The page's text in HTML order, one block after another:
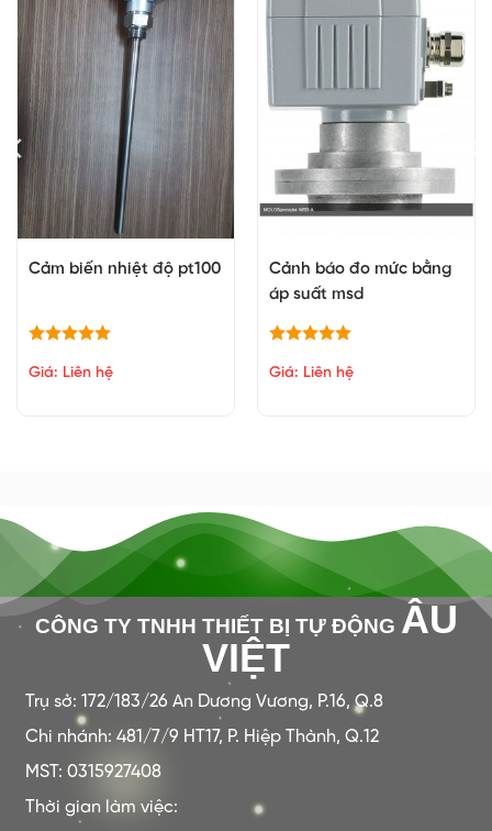
Cảm biến nhiệt độ pt100
Giá: Liên hệ
Cảnh báo đo mức bằng
áp suất msd
Giá: Liên hệ
CÔNG TY TNHH THIẾT BỊ TỰ ĐỘNG ÂU
VIỆT
Trụ sở: 172/183/26 An Dương Vương, P.16, Q.8
Chi nhánh: 481/7/9 HT17, P. Hiệp Thành, Q.12
MST: 0315927408
Thời gian làm việc: